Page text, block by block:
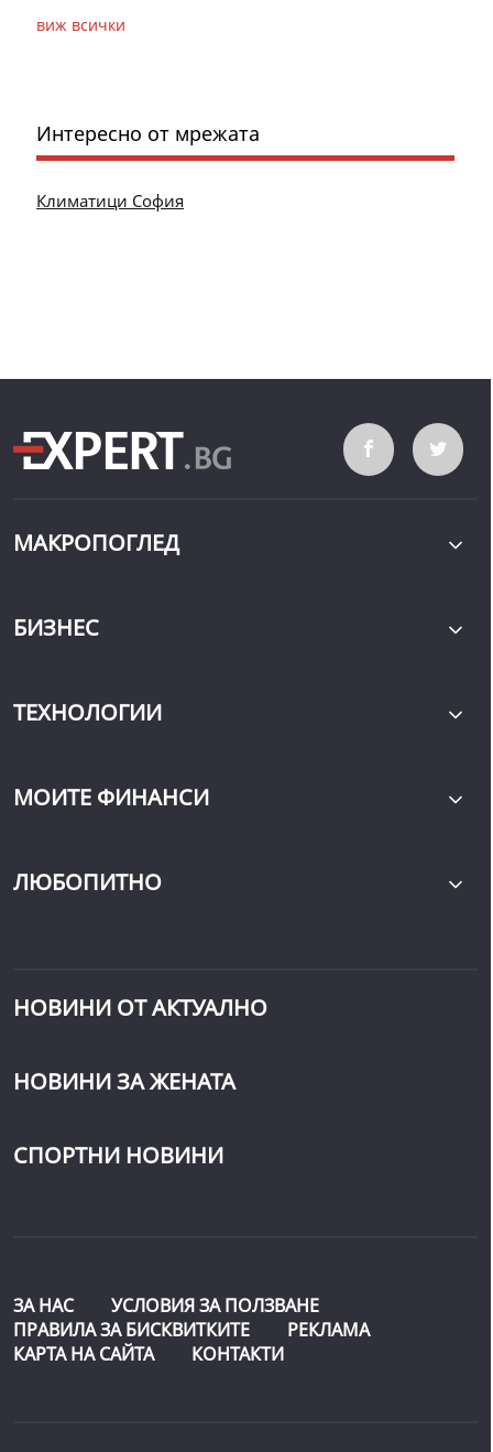
виж всички
Интересно от мрежата
Климатици София
МАКРОПОГЛЕД
БИЗНЕС
ТЕХНОЛОГИИ
МОИТЕ ФИНАНСИ
ЛЮБОПИТНО
НОВИНИ ОТ АКТУАЛНО
НОВИНИ ЗА ЖЕНАТА
СПОРТНИ НОВИНИ
ЗА НАС
УСЛОВИЯ ЗА ПОЛЗВАНЕ
ПРАВИЛА ЗА БИСКВИТКИТЕ
РЕКЛАМА
КАРТА НА САЙТА
КОНТАКТИ